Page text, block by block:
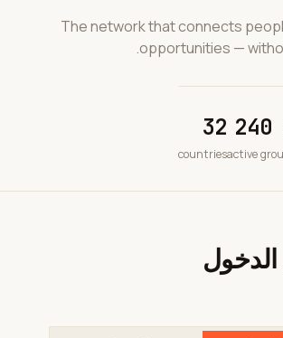
The network that connects
opportunities —
active
32
countries